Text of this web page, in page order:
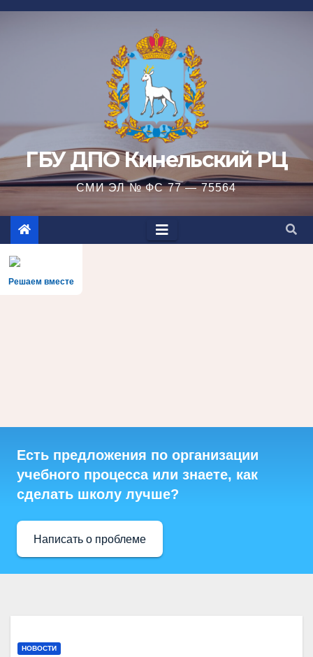
Перейти
ГБУ ДПО Кинельский РЦ
СМИ ЭЛ № ФС 77 — 75564
Решаем вместе
Есть предложения по организации
учебного процесса или знаете, как
сделать школу лучше?
Написать о проблеме
НОВОСТИ